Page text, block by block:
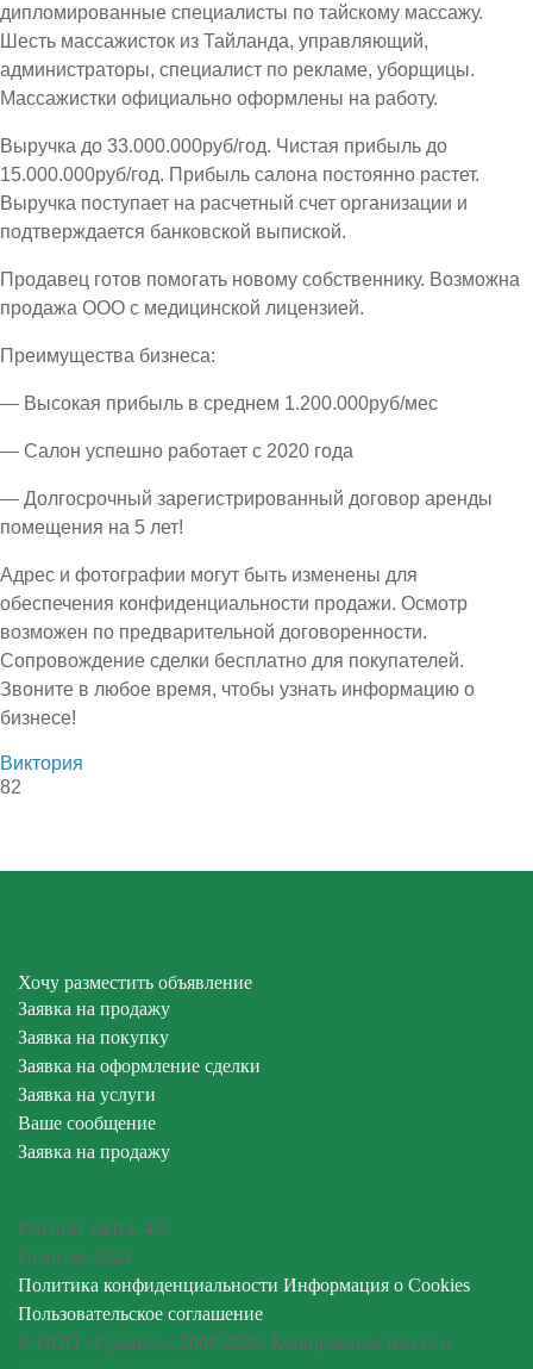
дипломированные специалисты по тайскому массажу.
Шесть массажисток из Тайланда, управляющий,
администраторы, специалист по рекламе, уборщицы.
Массажистки официально оформлены на работу.
Выручка до 33.000.000руб/год. Чистая прибыль до
15.000.000руб/год. Прибыль салона постоянно растет.
Выручка поступает на расчетный счет организации и
подтверждается банковской выпиской.
Продавец готов помогать новому собственнику. Возможна
продажа ООО с медицинской лицензией.
Преимущества бизнеса:
— Высокая прибыль в среднем 1.200.000руб/мес
— Салон успешно работает с 2020 года
— Долгосрочный зарегистрированный договор аренды
помещения на 5 лет!
Адрес и фотографии могут быть изменены для
обеспечения конфиденциальности продажи. Осмотр
возможен по предварительной договоренности.
Сопровождение сделки бесплатно для покупателей.
Звоните в любое время, чтобы узнать информацию о
бизнесе!
Виктория
82
Хочу разместить объявление
Заявка на продажу
Заявка на покупку
Заявка на оформление сделки
Заявка на услуги
Ваше сообщение
Заявка на продажу
Рейтинг сайта: 4.8
Голосов: 2124
Политика конфиденциальности Информация о Cookies
Пользовательское соглашение
© ООО «Гудвилл», 2009-2026. Копирование текста и